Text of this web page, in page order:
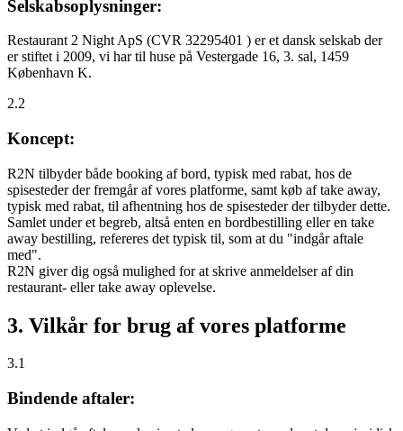
Selskabsoplysninger:
Restaurant 2 Night ApS (CVR 32295401 ) er et dansk selskab der
er stiftet i 2009, vi har til huse på Vestergade 16, 3. sal, 1459
København K.
2.2
Koncept:
R2N tilbyder både booking af bord, typisk med rabat, hos de
spisesteder der fremgår af vores platforme, samt køb af take away,
typisk med rabat, til afhentning hos de spisesteder der tilbyder dette.
Samlet under et begreb, altså enten en bordbestilling eller en take
away bestilling, refereres det typisk til, som at du "indgår aftale
med".
R2N giver dig også mulighed for at skrive anmeldelser af din
restaurant- eller take away oplevelse.
3. Vilkår for brug af vores platforme
3.1
Bindende aftaler: